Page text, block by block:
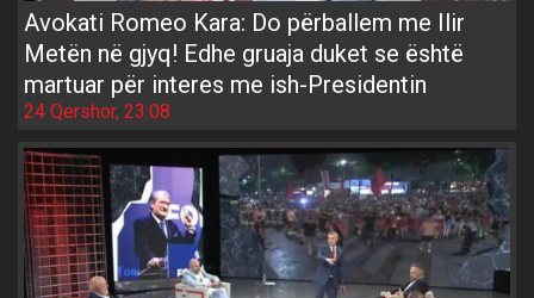
Avokati Romeo Kara: Do përballem me Ilir
Metën në gjyq! Edhe gruaja duket se është
martuar për interes me ish-Presidentin
24 Qershor, 23:08